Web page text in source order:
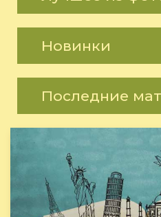
Новинки
Последние